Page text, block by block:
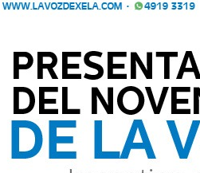
Grupo A e iniciará esta
11:03